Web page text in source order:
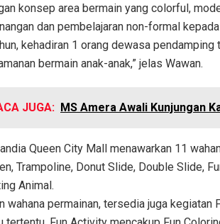
konsep area bermain yang colorful,
dan pembelajaran non-formal
kehadiran 1 orang dewasa
bermain anak-anak,” jelas Wawan.
JUGA: MS Amera Awali Kunjungan
Queen City Mall menawarkan 11
Trampoline, Donut Slide, Double Slide,
Animal.
wahana permainan, tersedia juga